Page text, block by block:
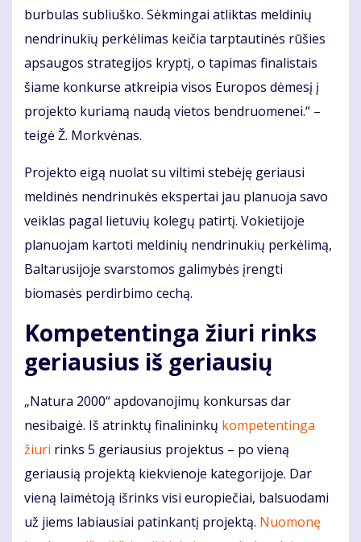
burbulas subliuško. Sėkmingai atliktas meldinių
nendrinukių perkėlimas keičia tarptautinės rūšies
apsaugos strategijos kryptį, o tapimas finalistais
šiame konkurse atkreipia visos Europos dėmesį į
projekto kuriamą naudą vietos bendruomenei.“ –
teigė Ž. Morkvėnas.
Projekto eigą nuolat su viltimi stebėję geriausi
meldinės nendrinukės ekspertai jau planuoja savo
veiklas pagal lietuvių kolegų patirtį. Vokietijoje
planuojam kartoti meldinių nendrinukių perkėlimą,
Baltarusijoje svarstomos galimybės įrengti
biomasės perdirbimo cechą.
Kompetentinga žiuri rinks
geriausius iš geriausių
„Natura 2000“ apdovanojimų konkursas dar
nesibaigė. Iš atrinktų finalininkų kompetentinga
žiuri rinks 5 geriausius projektus – po vieną
geriausią projektą kiekvienoje kategorijoje. Dar
vieną laimėtoją išrinks visi europiečiai, balsuodami
už jiems labiausiai patinkantį projektą. Nuomonę